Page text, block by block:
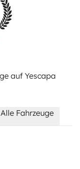
auf Yescapa
Alle Fahrzeuge